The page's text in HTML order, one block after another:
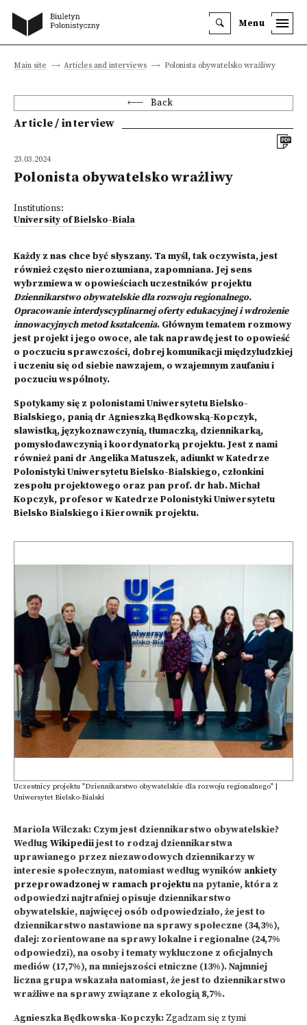
Menu
Main site Articles and interviews Polonista obywatelsko wrażliwy
Back
Article / interview
23.03.2024
Polonista obywatelsko wrażliwy
Institutions:
University of Bielsko-Biala
Każdy z nas chce być słyszany. Ta myśl, tak oczywista, jest
również często nierozumiana, zapomniana. Jej sens
wybrzmiewa w opowieściach uczestników projektu
Dziennikarstwo obywatelskie dla rozwoju regionalnego.
Opracowanie interdyscyplinarnej oferty edukacyjnej i wdrożenie
innowacyjnych metod kształcenia. Głównym tematem rozmowy
jest projekt i jego owoce, ale tak naprawdę jest to opowieść
o poczuciu sprawczości, dobrej komunikacji międzyludzkiej
i uczeniu się od siebie nawzajem, o wzajemnym zaufaniu i
poczuciu wspólnoty.
Spotykamy się z polonistami Uniwersytetu Bielsko-
Bialskiego, panią dr Agnieszką Będkowską-Kopczyk,
slawistką, językoznawczynią, tłumaczką, dziennikarką,
pomysłodawczynią i koordynatorką projektu. Jest z nami
również pani dr Angelika Matuszek, adiunkt w Katedrze
Polonistyki Uniwersytetu Bielsko-Bialskiego, członkini
zespołu projektowego oraz pan prof. dr hab. Michał
Kopczyk, profesor w Katedrze Polonistyki Uniwersytetu
Bielsko Bialskiego i Kierownik projektu.
Uczestnicy projektu "Dziennikarstwo obywatelskie dla rozwoju regionalnego" |
Uniwersytet Bielsko-Bialski
Mariola Wilczak: Czym jest dziennikarstwo obywatelskie?
Według Wikipediijest to rodzaj dziennikarstwa
uprawianego przez niezawodowych dziennikarzy w
interesie społecznym, natomiast według wyników ankiety
przeprowadzonej w ramach projektuna pytanie, która z
odpowiedzi najtrafniej opisuje dziennikarstwo
obywatelskie, najwięcej osób odpowiedziało, że jest to
dziennikarstwo nastawione na sprawy społeczne (34,3%),
dalej: zorientowane na sprawy lokalne i regionalne (24,7%
odpowiedzi), na osoby i tematy wykluczone z oficjalnych
mediów (17,7%), na mniejszości etniczne (13%). Najmniej
liczna grupa wskazała natomiast, że jest to dziennikarstwo
wrażliwe na sprawy związane z ekologią 8,7%.
Agnieszka Będkowska-Kopczyk: Zgadzam się z tymi